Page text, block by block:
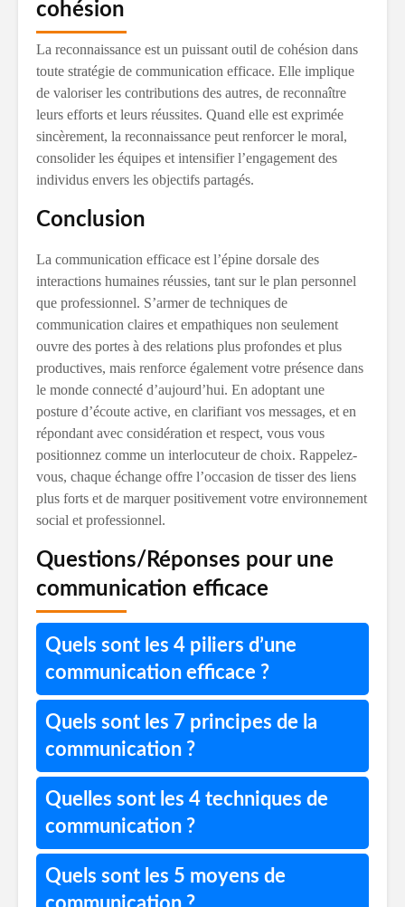
cohésion
La reconnaissance est un puissant outil de cohésion dans
toute stratégie de communication efficace. Elle implique
de valoriser les contributions des autres, de reconnaître
leurs efforts et leurs réussites. Quand elle est exprimée
sincèrement, la reconnaissance peut renforcer le moral,
consolider les équipes et intensifier l’engagement des
individus envers les objectifs partagés.
Conclusion
La communication efficace est l’épine dorsale des
interactions humaines réussies, tant sur le plan personnel
que professionnel. S’armer de techniques de
communication claires et empathiques non seulement
ouvre des portes à des relations plus profondes et plus
productives, mais renforce également votre présence dans
le monde connecté d’aujourd’hui. En adoptant une
posture d’écoute active, en clarifiant vos messages, et en
répondant avec considération et respect, vous vous
positionnez comme un interlocuteur de choix. Rappelez-
vous, chaque échange offre l’occasion de tisser des liens
plus forts et de marquer positivement votre environnement
social et professionnel.
Questions/Réponses pour une
communication efficace
Quels sont les 4 piliers d’une
communication efficace ?
Quels sont les 7 principes de la
communication ?
Quelles sont les 4 techniques de
communication ?
Quels sont les 5 moyens de